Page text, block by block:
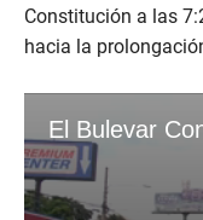
Constitución a las
hacia la